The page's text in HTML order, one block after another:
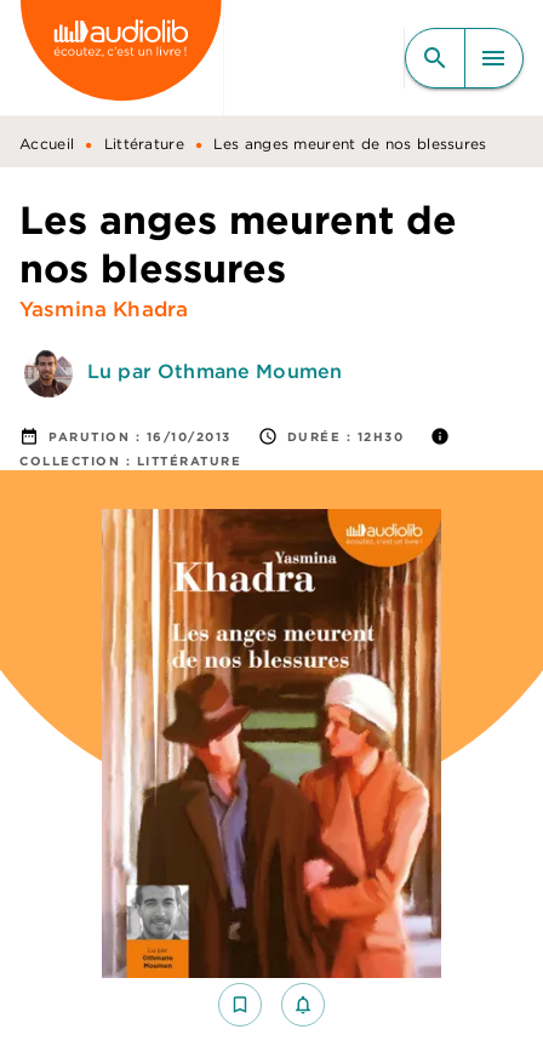
MENU RECHERCHE
CONTENU
PIED DE PAGE
search menu
Accueil • Littérature • Les anges meurent de nos blessures
Les anges meurent de
nos blessures
Yasmina Khadra
Lu par Othmane Moumen
date_range PARUTION : 16/10/2013 access_time DURÉE : 12H30 info
COLLECTION : LITTÉRATURE
bookmark_border notifications_none_outlined